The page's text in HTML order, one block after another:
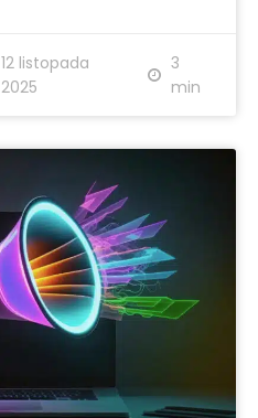
12 listopada
2025
3
min